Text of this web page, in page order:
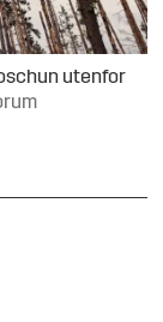
utenfor